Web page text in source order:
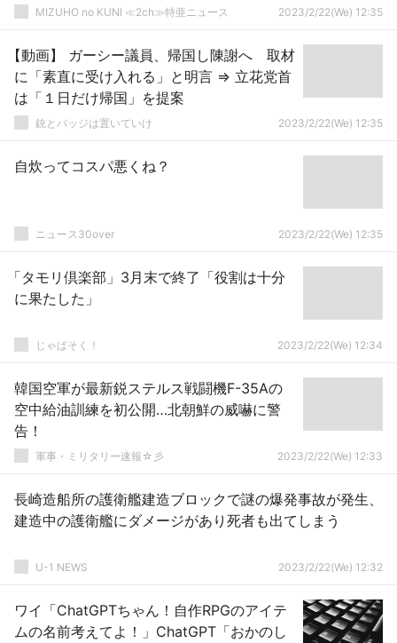
MIZUHO no KUNI ≪2ch≫特亜ニュース 2023/2/22(We) 12:35
【動画】 ガーシー議員、帰国し陳謝へ 取材
に「素直に受け入れる」と明言 ⇒ 立花党首
は「１日だけ帰国」を提案
銃とバッジは置いていけ 2023/2/22(We) 12:35
自炊ってコスパ悪くね？
ニュース30over 2023/2/22(We) 12:35
「タモリ倶楽部」3月末で終了「役割は十分
に果たした」
じゃぱそく！ 2023/2/22(We) 12:34
韓国空軍が最新鋭ステルス戦闘機F-35Aの
空中給油訓練を初公開…北朝鮮の威嚇に警
告！
軍事・ミリタリー速報☆彡 2023/2/22(We) 12:33
長崎造船所の護衛艦建造ブロックで謎の爆発事故が発生、
建造中の護衛艦にダメージがあり死者も出てしまう
U-1 NEWS 2023/2/22(We) 12:32
ワイ「ChatGPTちゃん！自作RPGのアイテ
ムの名前考えてよ！」ChatGPT「おかのし